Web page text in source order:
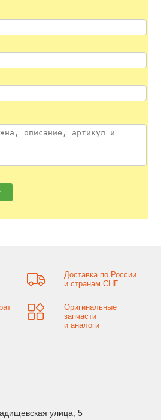
Доставка по России
и странам СНГ
Оригинальные
запчасти
и аналоги
улица, 5